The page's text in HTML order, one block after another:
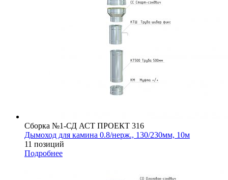
Сборка №1-СД АСТ ПРОЕКТ 316
Дымоход для камина 0.8/нерж., 130/230мм, 10м
11 позиций
Подробнее